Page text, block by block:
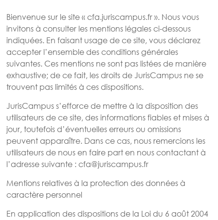
Bienvenue sur le site « cfa.juriscampus.fr ». Nous vous
invitons à consulter les mentions légales ci-dessous
indiquées. En faisant usage de ce site, vous déclarez
accepter l’ensemble des conditions générales
suivantes. Ces mentions ne sont pas listées de manière
exhaustive; de ce fait, les droits de JurisCampus ne se
trouvent pas limités à ces dispositions.
JurisCampus s’efforce de mettre à la disposition des
utilisateurs de ce site, des informations fiables et mises à
jour, toutefois d’éventuelles erreurs ou omissions
peuvent apparaître. Dans ce cas, nous remercions les
utilisateurs de nous en faire part en nous contactant à
l’adresse suivante : cfa@juriscampus.fr
Mentions relatives à la protection des données à
caractère personnel
En application des dispositions de la Loi du 6 août 2004